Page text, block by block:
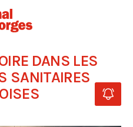
DANS LES
SANITAIRES